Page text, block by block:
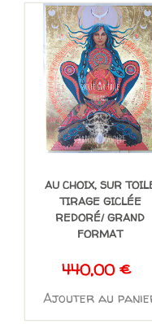
AU CHOIX, SUR
TIRAGE GICLÉE
REDORÉ/ GRAND
FORMAT
440,00 €
Ajouter au